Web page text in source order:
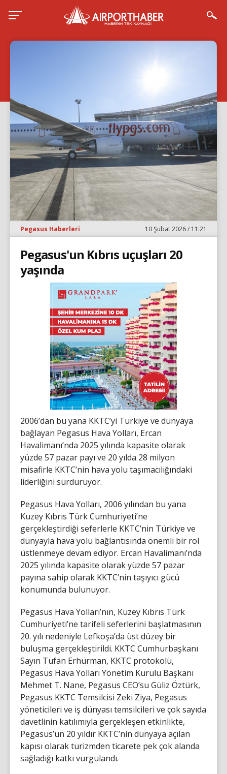
Pegasus Haberleri 10 Şubat 2026 / 11:21
Pegasus'un Kıbrıs uçuşları 20
yaşında
2006’dan bu yana KKTC’yi Türkiye ve dünyaya
bağlayan Pegasus Hava Yolları, Ercan
Havalimanı’nda 2025 yılında kapasite olarak
yüzde 57 pazar payı ve 20 yılda 28 milyon
misafirle KKTC’nin hava yolu taşımacılığındaki
liderliğini sürdürüyor.
Pegasus Hava Yolları, 2006 yılından bu yana
Kuzey Kıbrıs Türk Cumhuriyeti’ne
gerçekleştirdiği seferlerle KKTC’nin Türkiye ve
dünyayla hava yolu bağlantısında önemli bir rol
üstlenmeye devam ediyor. Ercan Havalimanı’nda
2025 yılında kapasite olarak yüzde 57 pazar
payına sahip olarak KKTC’nin taşıyıcı gücü
konumunda bulunuyor.
Pegasus Hava Yolları’nın, Kuzey Kıbrıs Türk
Cumhuriyeti’ne tarifeli seferlerini başlatmasının
20. yılı nedeniyle Lefkoşa’da üst düzey bir
buluşma gerçekleştirildi. KKTC Cumhurbaşkanı
Sayın Tufan Erhürman, KKTC protokolü,
Pegasus Hava Yolları Yönetim Kurulu Başkanı
Mehmet T. Nane, Pegasus CEO’su Güliz Öztürk,
Pegasus KKTC Temsilcisi Zeki Ziya, Pegasus
yöneticileri ve iş dünyası temsilcileri ve çok sayıda
davetlinin katılımıyla gerçekleşen etkinlikte,
Pegasus’un 20 yıldır KKTC’nin dünyaya açılan
kapısı olarak turizmden ticarete pek çok alanda
sağladığı katkı vurgulandı.